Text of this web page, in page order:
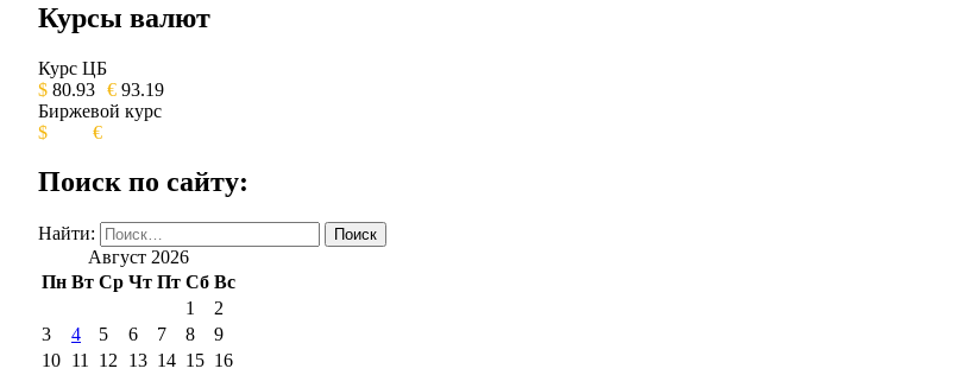
ОБЩЕСТВЕННО-ПОЛИТИЧЕСКОЕ ИЗДАНИЕ КАМЧАТСКОГО
Курсы валют
Курс ЦБ
$ 80.93 € 93.19
Биржевой курс
$
€
Поиск по сайту:
Найти:
Август 2026
Пн Вт Ср Чт Пт Сб Вс
1
2
3
4 5 6 7 8
9
10 11 12 13 14 15 16